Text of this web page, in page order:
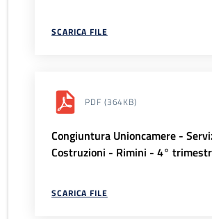
SCARICA FILE
PDF (364KB)
Congiuntura Unioncamere -
Costruzioni - Rimini - 4°
SCARICA FILE